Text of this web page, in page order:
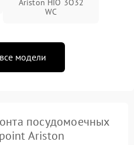
Ariston HIO 3O32
WC
модели
посудомоечных
Ariston